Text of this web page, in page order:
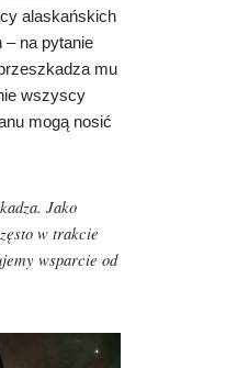
alaskańskich
– na pytanie
mu
wszyscy
mogą nosić
Jako
w trakcie
wsparcie od